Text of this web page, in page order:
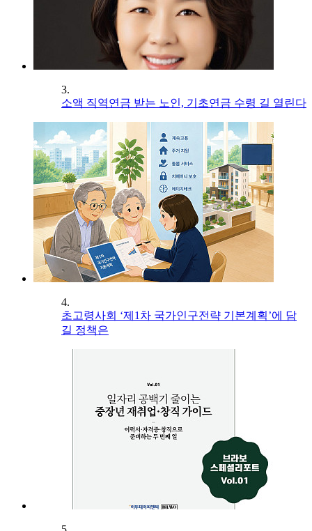
3.
소액 직역연금 받는 노인, 기초연금 수령 길 열린다
4.
초고령사회 ‘제1차 국가인구전략 기본계획’에 담
길 정책은